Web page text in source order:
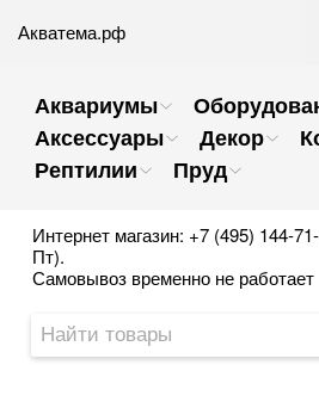
Акватема.рф
Аквариумы
Аксессуары
Декор
Рептилии
Пруд
Интернет магазин: +7 (495) 144-
Пт).
Самовывоз временно не работает